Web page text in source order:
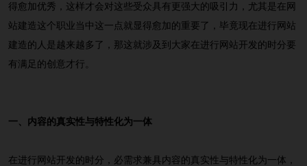
得愈加优秀，这样才会对这些受众具有更强大的吸引力，尤其是在网
站建造这个职业当中这一点就显得愈加的重要了，毕竟现在进行网站
建造的人是越来越多了，那这就涉及到大家在进行网站开发的时分要
有满足的创意才行。
一、内容的真实性与特性化为一体
在进行网站开发的时分，必需求兼具内容的真实性与特性化为一体，